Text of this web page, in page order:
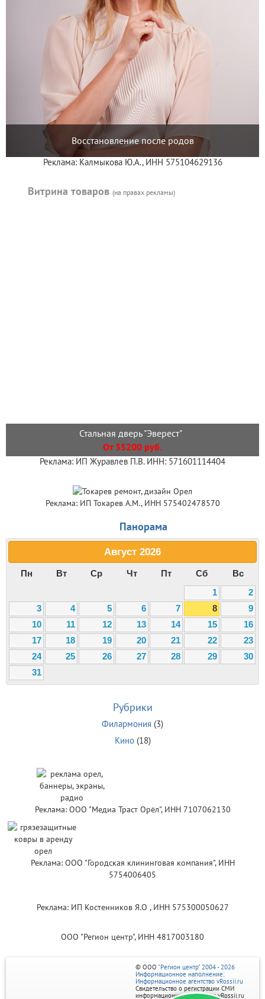
Восстановление после родов
Реклама: Калмыкова Ю.А., ИНН 575104629136
Витрина товаров (на правах рекламы)
Стальная дверь "Эверест"
От 35200 руб.
Реклама: ИП Журавлев П.В. ИНН: 571601114404
Реклама: ИП Токарев А.М., ИНН 575402478570
Панорама
Август 2026
Пн Вт Ср Чт Пт Сб
Вс
1
2
3
4 5 6 7 8
9
10
11 12 13 14 15
16
17
18 19 20 21 22
23
24
25 26 27 28 29
30
31
Рубрики
Филармония (3)
Кино(18)
Реклама: ООО "Медиа Траст Орёл", ИНН 7107062130
Реклама: ООО "Городская клининговая компания", ИНН
5754006405
Реклама: ИП Костенников Я.О , ИНН 575300050627
ООО "Регион центр", ИНН 4817003180
© ООО "Регион центр" 2004 - 2026
Информационное наполнение:
Информационное агентство vRossii.ru
Свидетельство о регистрации СМИ
информационного агентства vRossii.ru